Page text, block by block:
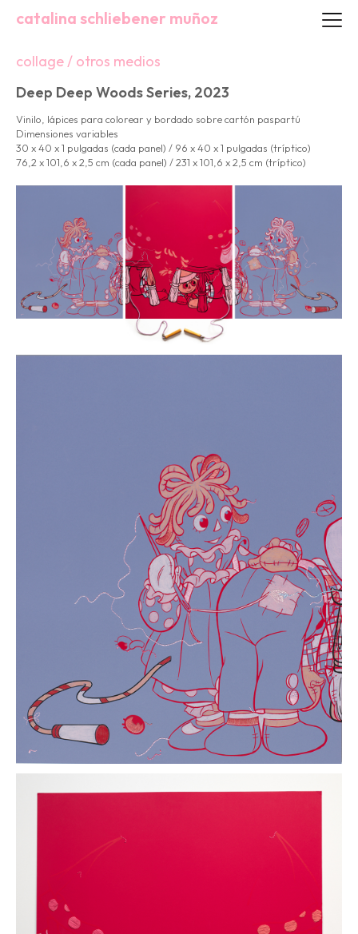
catalina schliebener muñoz
collage / otros medios
Deep Deep Woods Series, 2023
Vinilo, lápices para colorear y bordado sobre cartón paspartú
Dimensiones variables
30 x 40 x 1 pulgadas (cada panel) / 96 x 40 x 1 pulgadas (tríptico)
76,2 x 101,6 x 2,5 cm (cada panel) / 231 x 101,6 x 2,5 cm (tríptico)